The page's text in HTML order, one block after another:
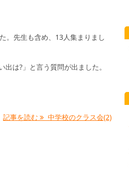
。先生も含め、13人集まりまし
は?」と言う質問が出ました。
記事を読む 中学校のクラス会(2)